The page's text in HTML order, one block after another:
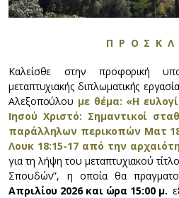
Π Ρ Ο Σ Κ Λ
Καλείσθε στην προφορική
μεταπτυχιακής διπλωματικής
Αλεξοπούλου με θέμα: «Η
Ιησού Χριστό: Σημαντικοί
παράλληλων περικοπών Ματ
Λουκ 18:15-17 από την
για τη λήψη του μεταπτυχιακού
Σπουδών”, η οποία θα
Απριλίου 2026 και ώρα 15:00 μ.